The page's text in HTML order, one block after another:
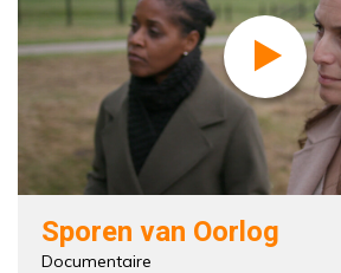
Sporen van Oorlog
Documentaire